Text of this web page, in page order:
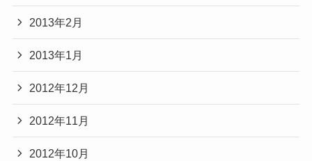
2013年2月
2013年1月
2012年12月
2012年11月
2012年10月